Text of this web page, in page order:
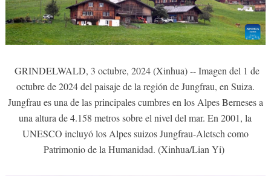
GRINDELWALD, 3 octubre, 2024 (Xinhua) -- Imagen del 1 de
octubre de 2024 del paisaje de la región de Jungfrau, en Suiza.
Jungfrau es una de las principales cumbres en los Alpes Berneses a
una altura de 4.158 metros sobre el nivel del mar. En 2001, la
UNESCO incluyó los Alpes suizos Jungfrau-Aletsch como
Patrimonio de la Humanidad. (Xinhua/Lian Yi)